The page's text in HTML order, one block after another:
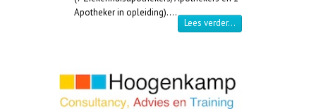
Apotheker in opleiding).…
Lees verder…